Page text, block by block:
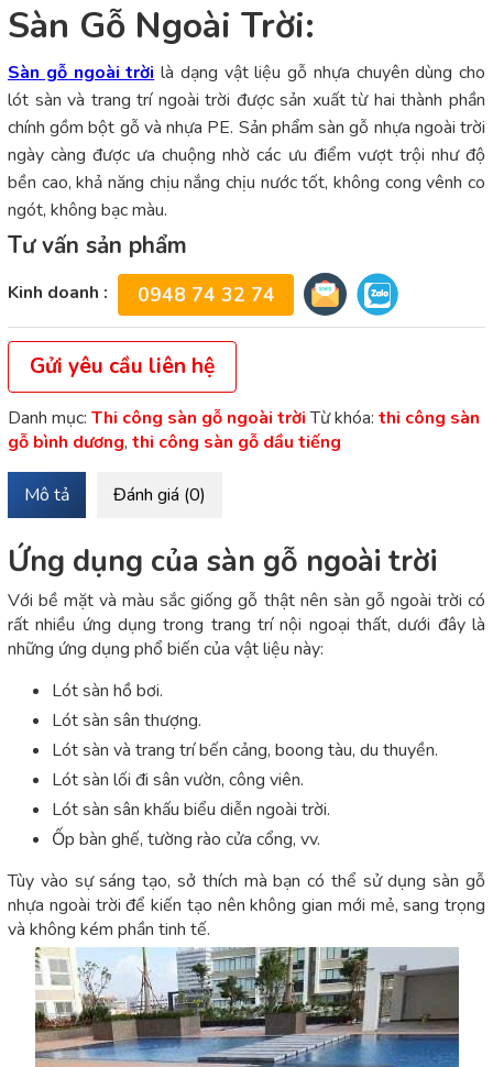
Sàn Gỗ Ngoài Trời:
Sàn gỗ ngoài trời là dạng vật liệu gỗ nhựa chuyên dùng cho
lót sàn và trang trí ngoài trời được sản xuất từ hai thành phần
chính gồm bột gỗ và nhựa PE. Sản phẩm sàn gỗ nhựa ngoài trời
ngày càng được ưa chuộng nhờ các ưu điểm vượt trội như độ
bền cao, khả năng chịu nắng chịu nước tốt, không cong vênh co
ngót, không bạc màu.
Tư vấn sản phẩm
Kinh doanh : 0948 74 32 74
Gửi yêu cầu liên hệ
Danh mục: Thi công sàn gỗ ngoài trời Từ khóa: thi công sàn
gỗ bình dương, thi công sàn gỗ dầu tiếng
Mô tả Đánh giá (0)
Ứng dụng của sàn gỗ ngoài trời
Với bề mặt và màu sắc giống gỗ thật nên sàn gỗ ngoài trời có
rất nhiều ứng dụng trong trang trí nội ngoại thất, dưới đây là
những ứng dụng phổ biến của vật liệu này:
Lót sàn hồ bơi.
Lót sàn sân thượng.
Lót sàn và trang trí bến cảng, boong tàu, du thuyền.
Lót sàn lối đi sân vườn, công viên.
Lót sàn sân khấu biểu diễn ngoài trời.
Ốp bàn ghế, tường rào cửa cổng, vv.
Tùy vào sự sáng tạo, sở thích mà bạn có thể sử dụng sàn gỗ
nhựa ngoài trời để kiến tạo nên không gian mới mẻ, sang trọng
và không kém phần tinh tế.